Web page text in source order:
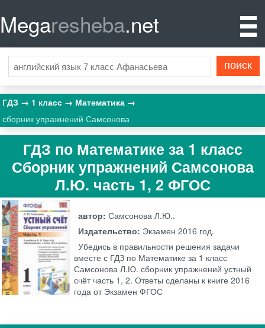
Megaresheba.net
ГДЗ 1 класс
Математика
сборник упражнений Самсонова
ГДЗ по Математике за 1 класс
Сборник упражнений Самсонова
Л.Ю. часть 1, 2 ФГОС
автор:Самсонова Л.Ю..
Издательство: Экзамен 2016 год.
Убедись в правильности решения задачи
вместе с ГДЗ по Математике за 1 класс
Самсонова Л.Ю. сборник упражнений устный
счёт часть 1, 2. Ответы сделаны к книге 2016
года от Экзамен ФГОС